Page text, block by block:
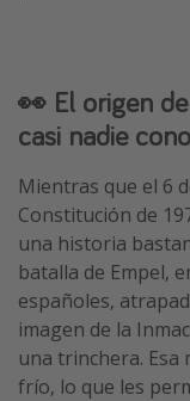
👀 El origen
casi nadie
Mientras que el 6
Constitución de
una historia
batalla de Empel,
españoles,
imagen de la
una trinchera. Esa
frío, lo que les